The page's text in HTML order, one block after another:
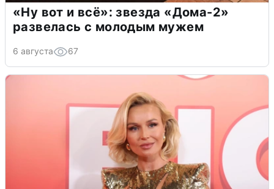
«Ну вот и всё»: звезда «Дома-2»
развелась с молодым мужем
6 августа 67